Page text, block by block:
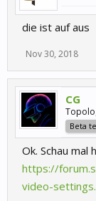
die ist auf aus
Nov 30, 2018
CG
Beta
Ok. Schau mal
https://
video-